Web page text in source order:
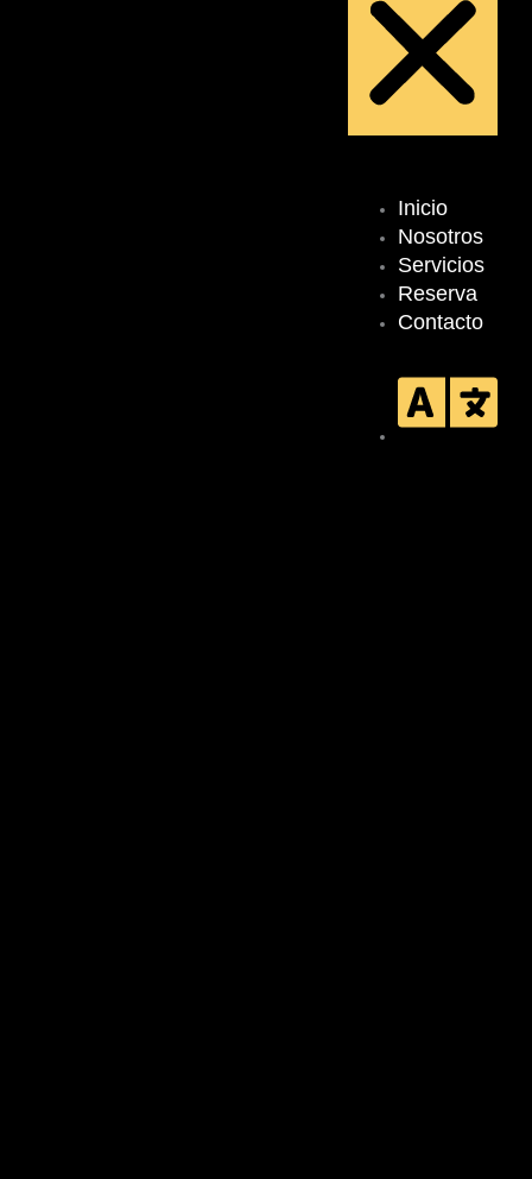
Inicio
Nosotros
Servicios
Reserva
Contacto